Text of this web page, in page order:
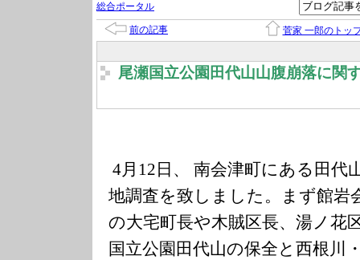
総合ポータル
前の記事 菅家 一郎のトッ
尾瀬国立公園田代山山腹崩落に関
4月12日、南会津町にある田代
地調査を致しま した。まず館岩
の大宅町長や木賊区長、湯ノ花
国立公園田代山の保全と西根川